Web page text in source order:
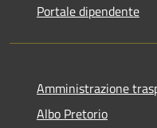
Portale dipendente
Amministrazione
Albo Pretorio